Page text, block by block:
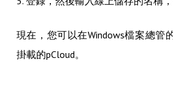
現在，您可以在Windows檔案總管
掛載的pCloud。